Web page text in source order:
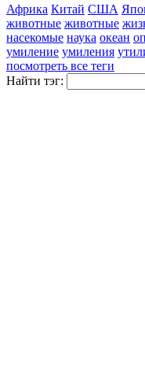
Африка Китай США
животные животные
насекомые наука океан
умиление умиления
посмотреть все теги
Найти тэг: